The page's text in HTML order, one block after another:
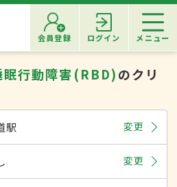
会員登録 ログイン メニュー
眠行動障害(RBD)のクリ
駅 変更
変更